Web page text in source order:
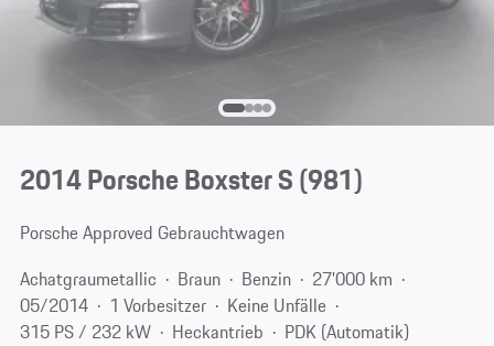
2014 Porsche Boxster S(981)
Porsche Approved Gebrauchtwagen
Achatgraumetallic
Braun Benzin
27'000 km
05/2014
1 Vorbesitzer
Keine Unfälle
315 PS / 232 kW
Heckantrieb
PDK (Automatik)